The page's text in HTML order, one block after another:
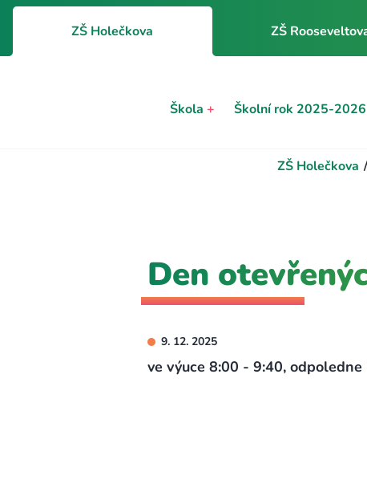
ZŠ Holečkova ZŠ
Škola + Školní rok 2025-2026
ZŠ Holečkova /
Den
9. 12. 2025
ve výuce 8:00 - 9:40,